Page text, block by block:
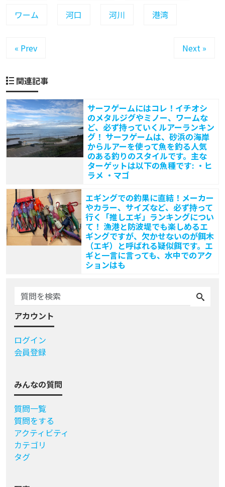
ワーム 河口 河川 港湾
« Prev Next »
関連記事
サーフゲームにはコレ！イチオシ
のメタルジグやミノー、ワームな
ど、必ず持っていくルアーランキン
グ！ サーフゲームは、砂浜の海岸
からルアーを使って魚を釣る人気
のある釣りのスタイルです。主な
ターゲットは以下の魚種です: ・ヒ
ラメ ・マゴ
エギングでの釣果に直結！メーカー
やカラー、サイズなど、必ず持って
行く「推しエギ」ランキングについ
て！ 漁港と防波堤でも楽しめるエ
ギングですが、欠かせないのが餌木
（エギ）と呼ばれる疑似餌です。エ
ギと一言に言っても、水中でのアク
ションはも
アカウント
ログイン
会員登録
みんなの質問
質問一覧
質問をする
アクティビティ
カテゴリ
タグ